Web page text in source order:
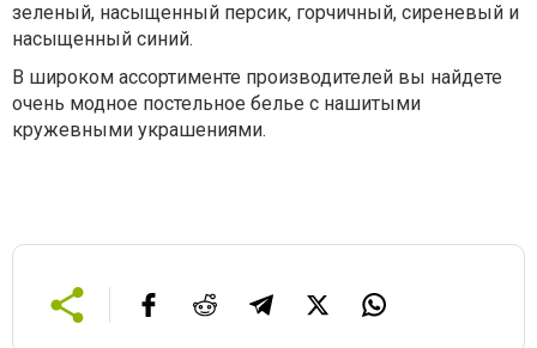
зеленый, насыщенный персик, горчичный, сиреневый и
насыщенный синий.
В широком ассортименте производителей вы найдете
очень модное постельное белье с нашитыми
кружевными украшениями.